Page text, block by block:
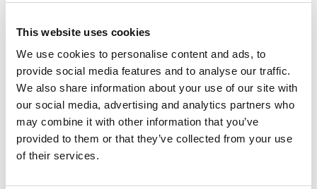
This website uses cookies
We use cookies to personalise content and ads, to
provide social media features and to analyse our traffic.
We also share information about your use of our site with
our social media, advertising and analytics partners who
may combine it with other information that you’ve
provided to them or that they’ve collected from your use
of their services.